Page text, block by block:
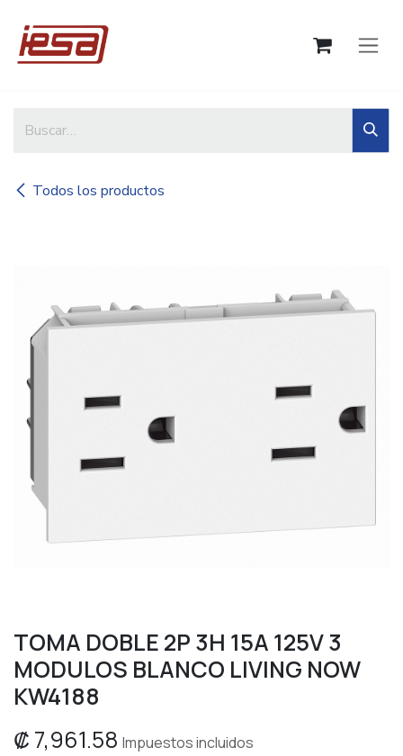
Todos los productos
TOMA DOBLE 2P 3H 15A 125V 3
MODULOS BLANCO LIVING NOW
KW4188
₡ 7,961.58 Impuestos incluidos